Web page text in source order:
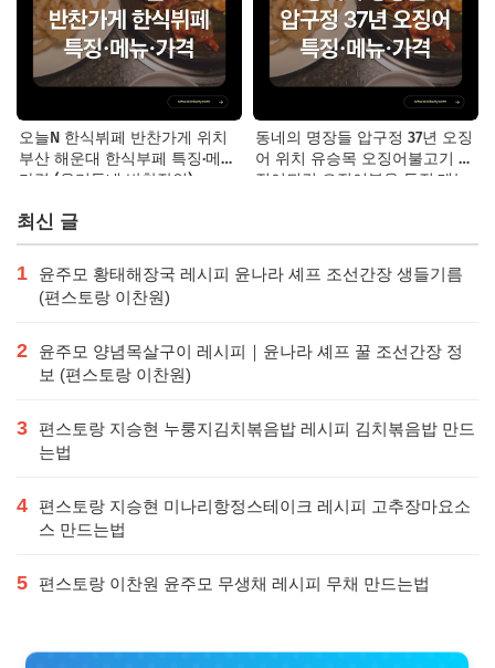
오늘N 한식뷔페 반찬가게 위치
부산 해운대 한식부페 특징·메뉴·
가격 (우리동네 반찬장인)
동네의 명장들 압구정 37년 오징
어 위치 유승목 오징어불고기 오
징어튀김 오징어볶음 특징·메뉴·
최신 글
1
윤주모 황태해장국 레시피 윤나라 셰프 조선간장 생들기름
(편스토랑 이찬원)
2
윤주모 양념목살구이 레시피｜윤나라 셰프 꿀 조선간장 정
보 (편스토랑 이찬원)
3
편스토랑 지승현 누룽지김치볶음밥 레시피 김치볶음밥 만드
는법
4
편스토랑 지승현 미나리항정스테이크 레시피 고추장마요소
스 만드는법
5 편스토랑 이찬원 윤주모 무생채 레시피 무채 만드는법